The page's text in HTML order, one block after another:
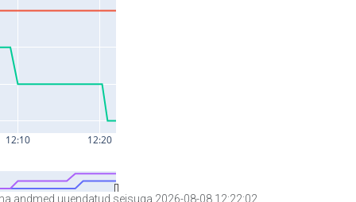
andmed uuendatud seisuga 2026-08-08 12:22:02